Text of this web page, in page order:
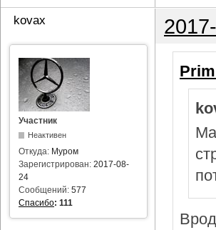
kovax
Участник
Неактивен
Откуда: Муром
Зарегистрирован: 2017-08-
24
Сообщений: 577
Спасибо: 111